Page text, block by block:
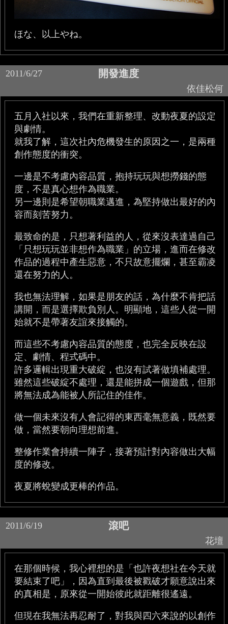
ほな、以上やね。
2011/6/27 開發進度
依佳松何
五月入社以來，我們在重新整理、改動夜夏的設定
與劇情。
就我了解，這次社內危機發生的原因之一，是兩種
創作態度的衝突。
一邊是不考慮內容品質，抱持玩玩與想撈錢的態
度，不是真心想作為職業。
另一邊則是希望朝職業邁進，為堅持做出最好的內
容而刻苦努力。
最致命的是，只想著利益的人，從來沒表達過自己
「只想玩玩並非想作為職業」的立場，進而在修改
作品的過程中產生惡意，不只故意擺爛，甚至霸凌
還在努力的人。
我也無法理解，如果是朋友的話，為什麼不肯把話
講開，而是選擇欺負別人。明顯地，這些人從一開
始就不是帶著友誼來接觸的。
而這些不考慮內容品質的態度，也完全反映在設
定、劇情、程式碼中。
許多邏輯出現重大破綻，也沒有試著做填補處理。
雖然這些破綻不處理，還是能拼成一個遊戲，但那
將無法成為能被人所記住的佳作。
做一個未來沒有人會記得的東西毫無意義，既然要
做，當然要朝向理想前進。
整修作業會持續一陣子，接著預計對內容做出大幅
度的修改。
夜夏將蛻變成更棒的作品。
2011/6/19 滾吧
花壇
在那個時候，我心裡想的是「也許夜想社在今天就
要結束了吧」，因為直到最後被戳破才願意說出來
的真相是，原來從一開始彼此就距離很遙遠。
但現在我無法再忍耐了，對我與四六來說的以創作